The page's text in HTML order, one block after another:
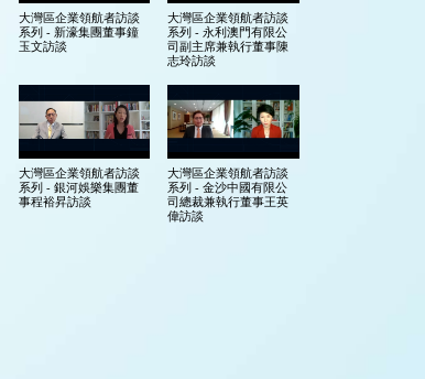
大灣區企業領航者訪談
系列 - 新濠集團董事鐘
玉文訪談
大灣區企業領航者訪談
系列 - 永利澳門有限公
司副主席兼執行董事陳
志玲訪談
大灣區企業領航者訪談
系列 - 銀河娛樂集團董
事程裕昇訪談
大灣區企業領航者訪談
系列 - 金沙中國有限公
司總裁兼執行董事王英
偉訪談